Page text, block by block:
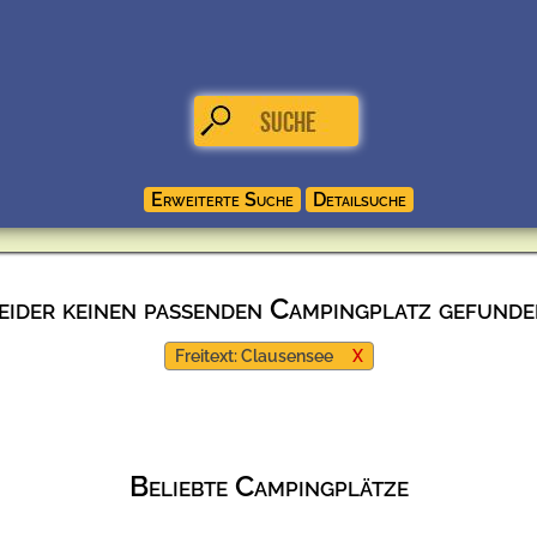
keinen passenden Campingplatz
Freitext: Clausensee X
Beliebte Campingplätze